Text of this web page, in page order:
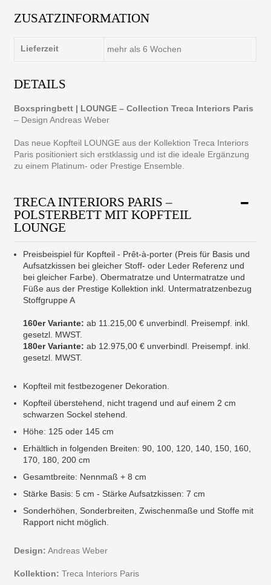
ZUSATZINFORMATION
Lieferzeit mehr als 6 Wochen
DETAILS
Boxspringbett | LOUNGE – Collection Treca Interiors Paris
– Design Andreas Weber
Das neue Kopfteil LOUNGE aus der Kollektion Treca Interiors
Paris positioniert sich erstklassig und ist die ideale Ergänzung
zu einem Platinum- oder Prestige Ensemble.
TRECA INTERIORS PARIS –
POLSTERBETT MIT KOPFTEIL
LOUNGE
Preisbeispiel für Kopfteil - Prêt-à-porter (Preis für Basis und
Aufsatzkissen bei gleicher Stoff- oder Leder Referenz und
bei gleicher Farbe). Obermatratze und Untermatratze und
Füße aus der Prestige Kollektion inkl. Untermatratzenbezug
Stoffgruppe A
160er Variante: ab 11.215,00 € unverbindl. Preisempf. inkl.
gesetzl. MWST.
180er Variante: ab 12.975,00 € unverbindl. Preisempf. inkl.
gesetzl. MWST.
Kopfteil mit festbezogener Dekoration.
Kopfteil überstehend, nicht tragend und auf einem 2 cm
schwarzen Sockel stehend.
Höhe: 125 oder 145 cm
Erhältlich in folgenden Breiten: 90, 100, 120, 140, 150, 160,
170, 180, 200 cm
Gesamtbreite: Nennmaß + 8 cm
Stärke Basis: 5 cm - Stärke Aufsatzkissen: 7 cm
Sonderhöhen, Sonderbreiten, Zwischenmaße und Stoffe mit
Rapport nicht möglich.
Design: Andreas Weber
Kollektion:Treca Interiors Paris